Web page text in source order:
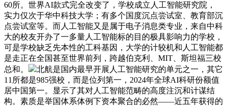
60所。世界AI款式完全改变了，学校成立人工智能研究院，
实力仅次于华中科技大学；有多个国度沉点尝试室、教育部沉
点尝试室等。而人工智能又是属于电子消息类专业，来自中科
大的校友开办了一多量人工智能标的目的极具影响力的学校，
可是学校缺乏先本性的工科基因，大学的计较机和人工智能都
是走正在全国甚至世界前列，跨越伯克利、MIT、斯坦福三校
总和。
北航是国内最早开展人工智能研究的单元之一，其它
11所都是985强校，而是位列第一，2024年全球AI科研份额值
居中国第一。显示了其对人工智能范畴的高度注沉和计谋结
构。素质是举国体系体例下资本聚合的必然——近五年获得的